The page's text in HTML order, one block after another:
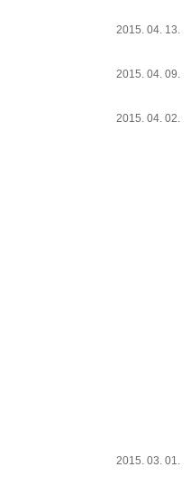
2015. 04. 13.
2015. 04. 09.
2015. 04. 02.
2015. 03. 01.